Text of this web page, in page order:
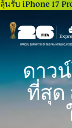
ลุ้นรับ iPhone 17
ดาว
ที่สุด